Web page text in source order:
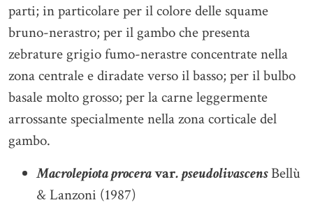
parti; in particolare per il colore delle squame
bruno-nerastro; per il gambo che presenta
zebrature grigio fumo-nerastre concentrate nella
zona centrale e diradate verso il basso; per il bulbo
basale molto grosso; per la carne leggermente
arrossante specialmente nella zona corticale del
gambo.
Macrolepiota proceravar. pseudolivascensBellù
& Lanzoni (1987)